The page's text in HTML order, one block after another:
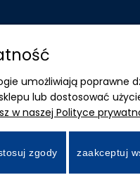
umożliwiają
lub dostosować
w naszej Polityce
zgody zaakceptuj